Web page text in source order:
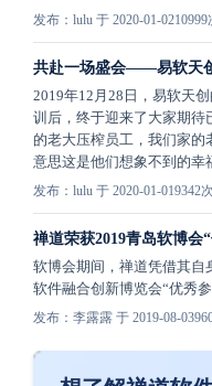
发布：lulu 于 2020-01-02
共赴一场盛会——易软天
2019年12月28日，易软天
训后，终于迎来了大家期待
的老大压榨员工，我们家
意思这是他们想象不到的幸
发布：lulu 于 2020-01-019342
禅道荣获2019青岛软博会
软博会期间，禅道凭借其自
软件融合创新博览会“优秀参
发布：李露露 于 2019-08-03